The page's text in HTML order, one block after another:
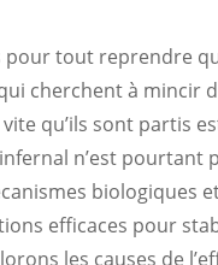
tout reprendre
cherchent à mincir
qu’ils sont partis
n’est pourtant
biologiques
efficaces pour
les causes de